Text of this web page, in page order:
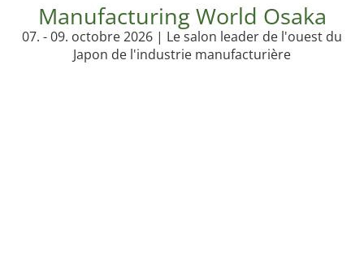
Manufacturing World Osaka
07. - 09. octobre 2026 | Le salon leader de l'ouest du
Japon de l'industrie manufacturière